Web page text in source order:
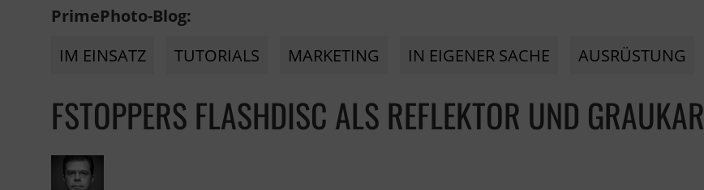
PrimePhoto-Blog:
IM EINSATZ
TUTORIALS MARKETING IN EIGENER SACHE AUSRÜSTUNG
FSTOPPERS FLASHDISC ALS REFLEKTOR UND